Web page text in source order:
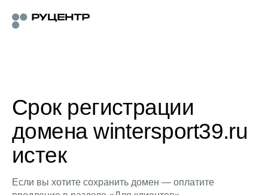
Срок регистрации
домена wintersport39.ru
истек
Если вы хотите сохранить домен — оплатите